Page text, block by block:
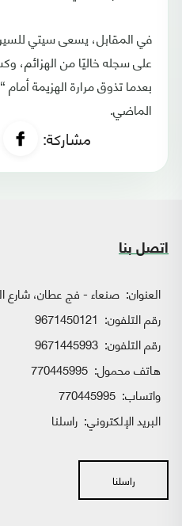
في المقابل، يسعى سيتي
على سجله خاليًا من الهزائم،
بعدما تذوق مرارة الهزيمة
الماضي.
مشاركة:
اتصل بنا
العنوان: صنعاء - فج عطان، شارع
رقم التلفون: 9671450121
رقم التلفون: 9671445993
هاتف محمول: 770445995
واتساب:
البريد الإلكتروني: راسلنا
راسلنا